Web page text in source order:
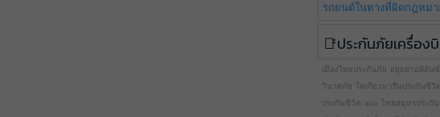
รถยนต์ในทางที่ผิดกฎหมา
ประกันภัยเครื่อง
เมืองไทยประกันภัย อยุธยาอลิอัน
วินาศภัย
โตเกียวมารีนประกันชีวิต
ประกันชีวิต ace ไทยสมุทรประกั